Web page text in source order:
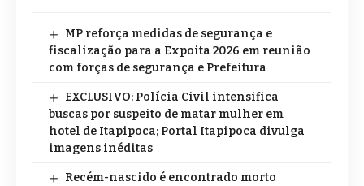
MP reforça medidas de segurança e
fiscalização para a Expoita 2026 em reunião
com forças de segurança e Prefeitura
EXCLUSIVO: Polícia Civil intensifica
buscas por suspeito de matar mulher em
hotel de Itapipoca; Portal Itapipoca divulga
imagens inéditas
Recém-nascido é encontrado morto